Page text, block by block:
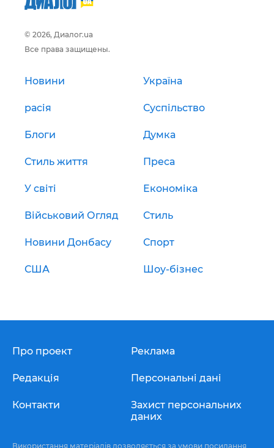
© 2026, Диалог.ua
Все права защищены.
Новини Україна
расія Суспільство
Блоги Думка
Стиль життя Преса
У світі Економіка
Військовий Огляд Стиль
Новини Донбасу Спорт
США Шоу-бізнес
Про проект
Редакція
Контакти
Реклама
Персональні дані
Захист персональних
даних
Використання матеріалів дозволяється за умови посилання